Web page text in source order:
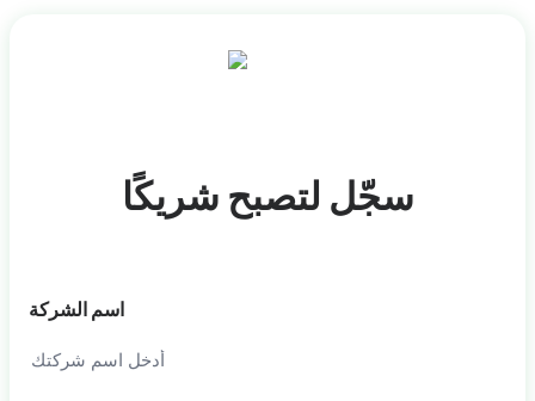
سجّل لتصبح شريكًا
اسم الشركة